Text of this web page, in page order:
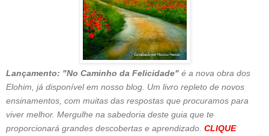
Lançamento: "No Caminho da Felicidade" é a nova obra dos
Elohim, já disponível em nosso blog. Um livro repleto de novos
ensinamentos, com muitas das respostas que procuramos para
viver melhor. Mergulhe na sabedoria deste guia que te
proporcionará grandes descobertas e aprendizado. CLIQUE